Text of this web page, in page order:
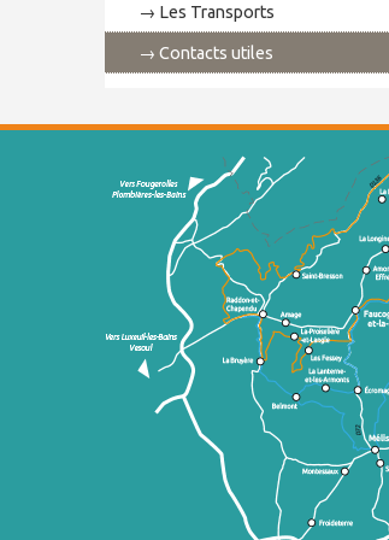
Les Transports
Contacts utiles